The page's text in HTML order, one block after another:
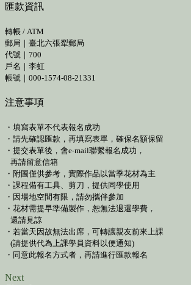
匯款資訊
轉帳 / ATM
郵局｜臺北六張犁郵局
代號｜700
戶名｜李虹
帳號｜000-1574-08-21331
注意事項
・填寫表單不代表報名成功
・請先確認匯款，再填寫表單，確保名額保留
・提交表單後，會e-mail聯繫報名成功，
再請留意信箱
・附圖僅供參考，實際作品以當季花材為主
・課程備有工具、剪刀，提供同學使用
・因場地空間有限，請勿攜伴參加
・花材需提早準備製作，恕無法退還學費，
還請見諒
・若當天因故無法出席，可轉讓親友前來上課
(請提供代為上課學員資料以便通知)
・同意此報名方式者，再請進行匯款報名
Next